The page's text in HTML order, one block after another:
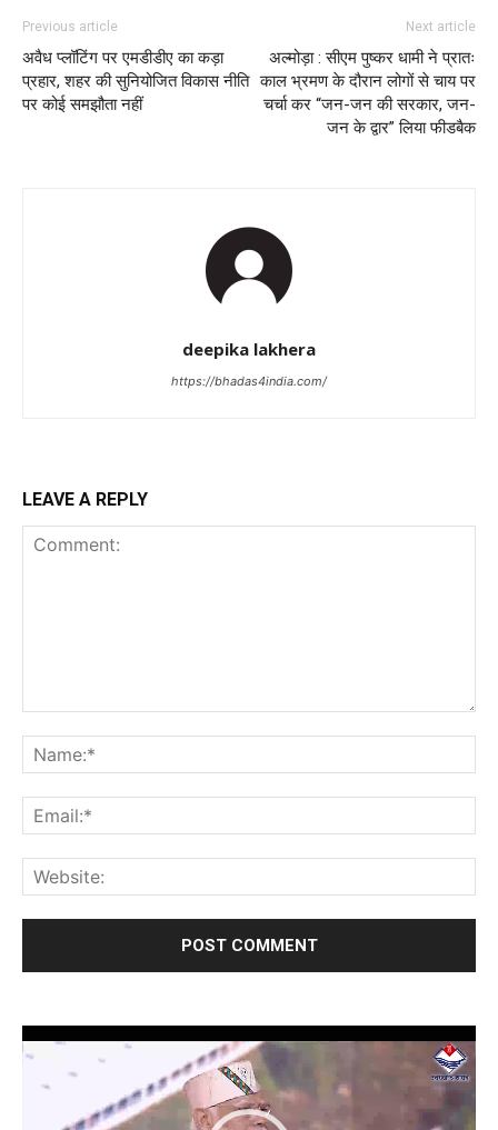
Previous article
अवैध प्लॉटिंग पर एमडीडीए का कड़ा
प्रहार, शहर की सुनियोजित विकास नीति
पर कोई समझौता नहीं
Next article
अल्मोड़ा : सीएम पुष्कर धामी ने प्रातः
काल भ्रमण के दौरान लोगों से चाय पर
चर्चा कर “जन-जन की सरकार, जन-
जन के द्वार” लिया फीडबैक
deepika lakhera
https://bhadas4india.com/
LEAVE A REPLY
Video
Player